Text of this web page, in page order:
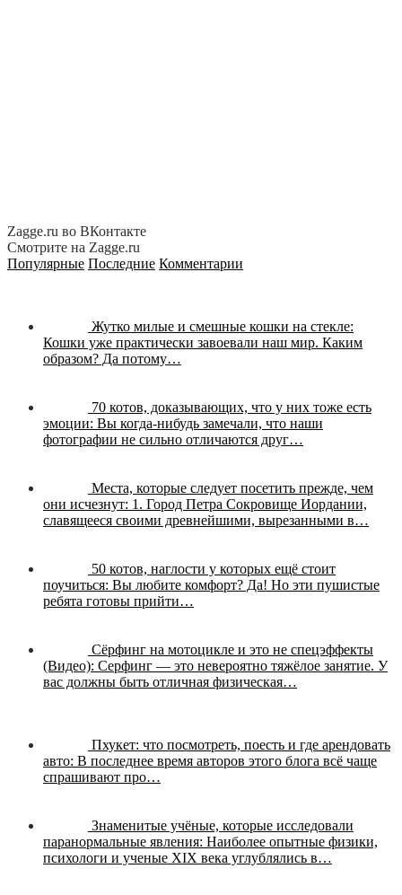
Zagge.ru во ВКонтакте
Смотрите на Zagge.ru
Популярные Последние Комментарии
Жутко милые и смешные кошки на стекле:
Кошки уже практически завоевали наш мир. Каким
образом? Да потому…
70 котов, доказывающих, что у них тоже есть
эмоции: Вы когда-нибудь замечали, что наши
фотографии не сильно отличаются друг…
Места, которые следует посетить прежде, чем
они исчезнут: 1. Город Петра Сокровище Иордании,
славящееся своими древнейшими, вырезанными в…
50 котов, наглости у которых ещё стоит
поучиться: Вы любите комфорт? Да! Но эти пушистые
ребята готовы прийти…
Сёрфинг на мотоцикле и это не спецэффекты
(Видео): Серфинг — это невероятно тяжёлое занятие. У
вас должны быть отличная физическая…
Пхукет: что посмотреть, поесть и где арендовать
авто: В последнее время авторов этого блога всё чаще
спрашивают про…
Знаменитые учёные, которые исследовали
паранормальные явления: Наиболее опытные физики,
психологи и ученые XIX века углублялись в…